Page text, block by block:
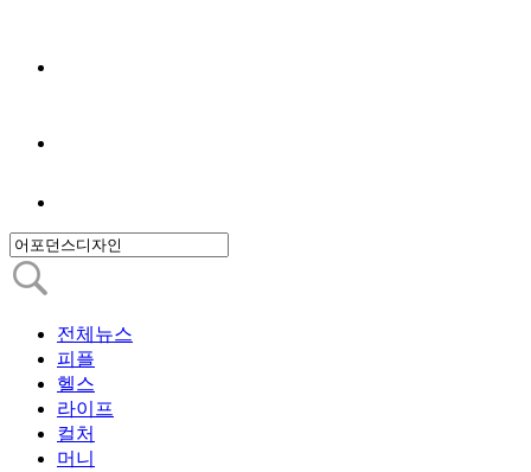
전체뉴스
피플
헬스
라이프
컬처
머니